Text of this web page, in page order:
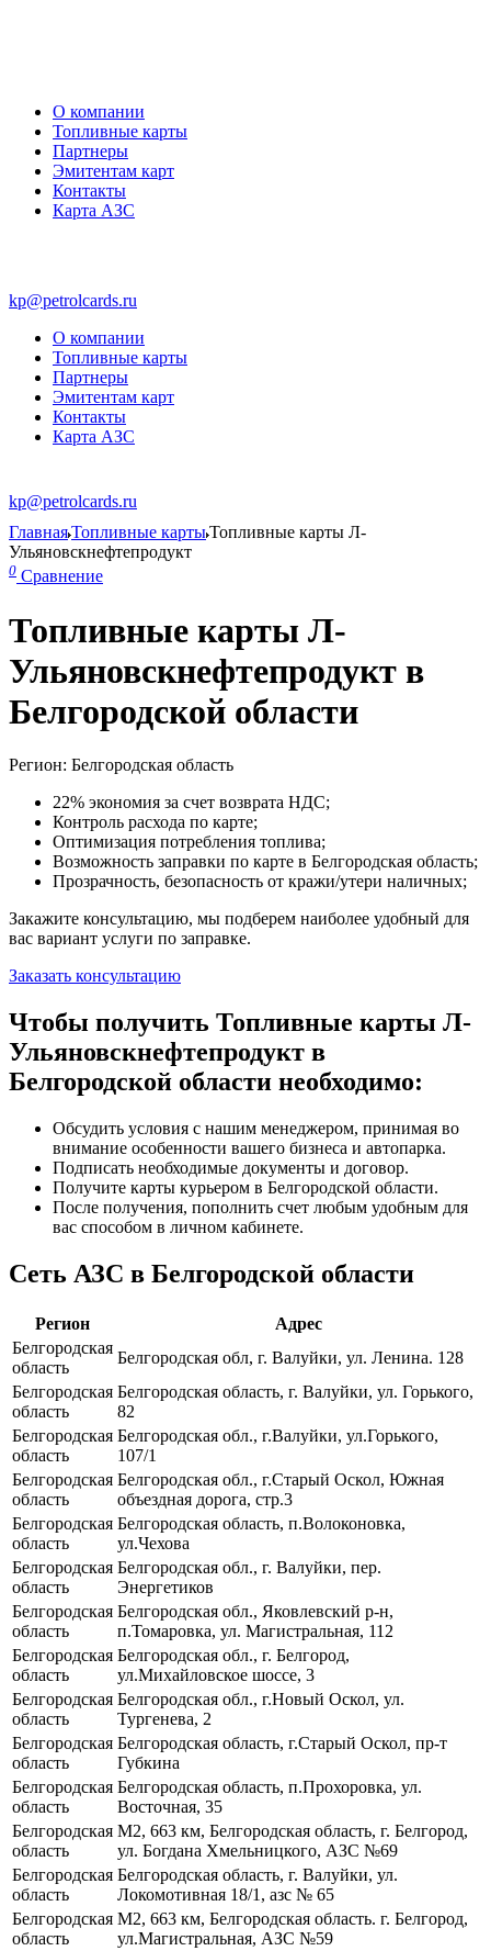
О компании
Топливные карты
Партнеры
Эмитентам карт
Контакты
Карта АЗС
kp@petrolcards.ru
О компании
Топливные карты
Партнеры
Эмитентам карт
Контакты
Карта АЗС
kp@petrolcards.ru
ГлавнаяТопливные картыТопливные карты Л-
Ульяновскнефтепродукт
0 Сравнение
Топливные карты Л-
Ульяновскнефтепродукт в
Белгородской области
Регион: Белгородская область
22% экономия за счет возврата НДС;
Контроль расхода по карте;
Оптимизация потребления топлива;
Возможность заправки по карте в Белгородская область;
Прозрачность, безопасность от кражи/утери наличных;
Закажите консультацию, мы подберем наиболее удобный для
вас вариант услуги по заправке.
Заказать консультацию
Чтобы получить Топливные карты Л-
Ульяновскнефтепродукт в
Белгородской области необходимо:
Обсудить условия с нашим менеджером, принимая во
внимание особенности вашего бизнеса и автопарка.
Подписать необходимые документы и договор.
Получите карты курьером в Белгородской области.
После получения, пополнить счет любым удобным для
вас способом в личном кабинете.
Сеть АЗС в Белгородской области
Регион
Адрес
Белгородская
область
Белгородская обл, г. Валуйки, ул. Ленина. 128
Белгородская
область
Белгородская область, г. Валуйки, ул. Горького,
82
Белгородская
область
Белгородская обл., г.Валуйки, ул.Горького,
107/1
Белгородская
область
Белгородская обл., г.Старый Оскол, Южная
объездная дорога, стр.3
Белгородская
область
Белгородская область, п.Волоконовка,
ул.Чехова
Белгородская
область
Белгородская обл., г. Валуйки, пер.
Энергетиков
Белгородская
область
Белгородская обл., Яковлевский р-н,
п.Томаровка, ул. Магистральная, 112
Белгородская
область
Белгородская обл., г. Белгород,
ул.Михайловское шоссе, 3
Белгородская
область
Белгородская обл., г.Новый Оскол, ул.
Тургенева, 2
Белгородская
область
Белгородская область, г.Старый Оскол, пр-т
Губкина
Белгородская
область
Белгородская область, п.Прохоровка, ул.
Восточная, 35
Белгородская
область
М2, 663 км, Белгородская область, г. Белгород,
ул. Богдана Хмельницкого, АЗС №69
Белгородская
область
Белгородская область, г. Валуйки, ул.
Локомотивная 18/1, азс № 65
Белгородская
область
М2, 663 км, Белгородская область. г. Белгород,
ул.Магистральная, АЗС №59